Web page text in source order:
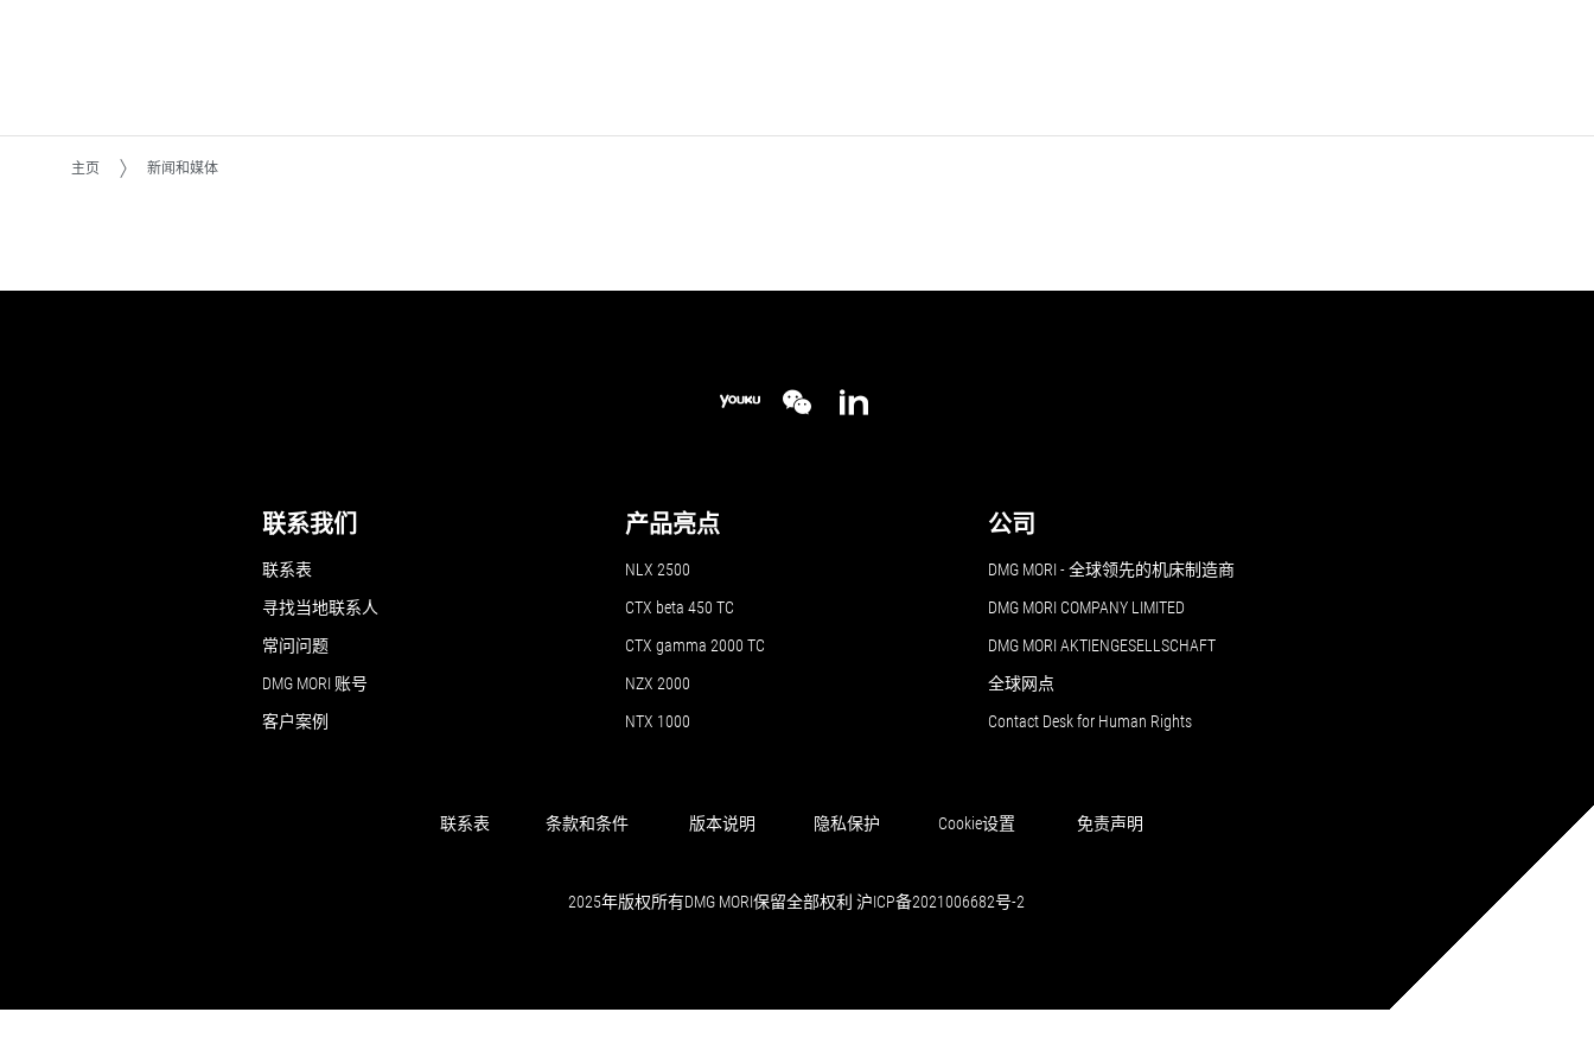
主页 新闻和媒体
联系我们
联系表
寻找当地联系人
常问问题
DMG MORI 账号
客户案例
产品亮点
NLX 2500
CTX beta 450 TC
CTX gamma 2000 TC
NZX 2000
NTX 1000
公司
DMG MORI - 全球领先的机床制造商
DMG MORI COMPANY LIMITED
DMG MORI AKTIENGESELLSCHAFT
全球网点
Contact Desk for Human Rights
联系表 条款和条件 版本说明 隐私保护 Cookie设置 免责声明
2025年版权所有DMG MORI保留全部权利 沪ICP备2021006682号-2